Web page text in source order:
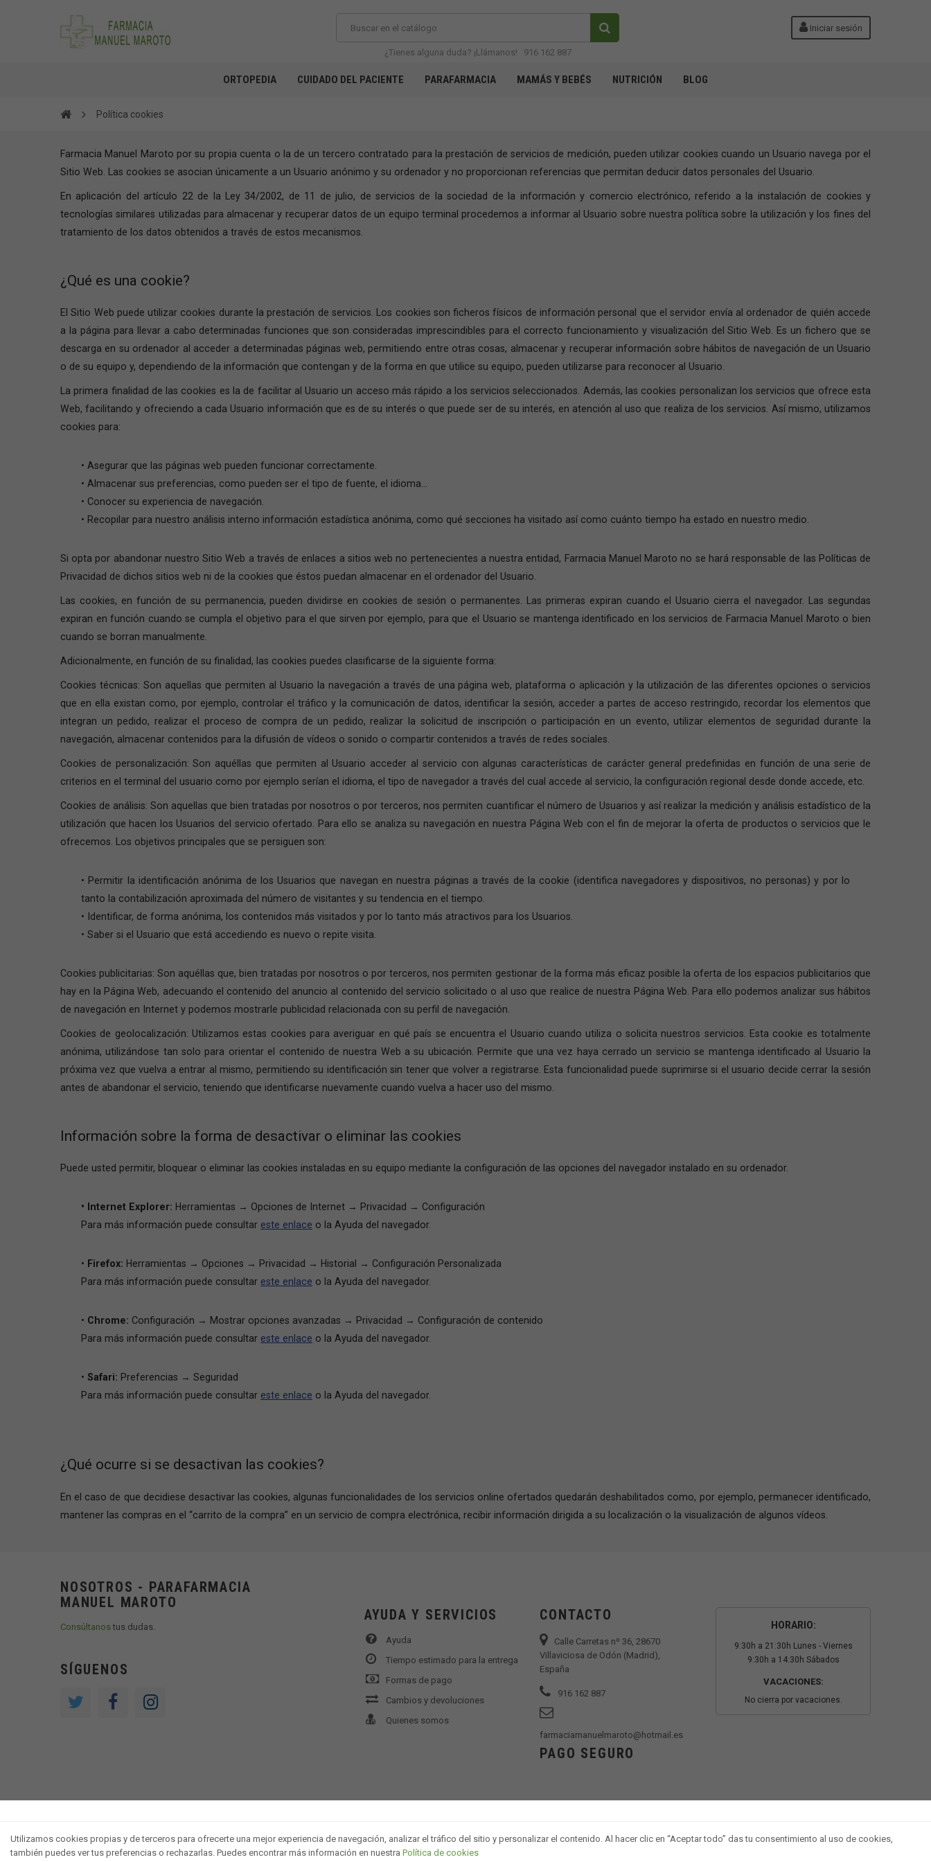
Iniciar sesión
¿Tienes alguna duda? ¡Llámanos! 916 162 887
ORTOPEDIA CUIDADO DEL PACIENTE PARAFARMACIA MAMÁS Y BEBÉS NUTRICIÓN BLOG
Política cookies
Farmacia Manuel Maroto por su propia cuenta o la de un tercero contratado para la prestación de servicios de medición, pueden utilizar cookies cuando un Usuario navega por el
Sitio Web. Las cookies se asocian únicamente a un Usuario anónimo y su ordenador y no proporcionan referencias que permitan deducir datos personales del Usuario.
En aplicación del artículo 22 de la Ley 34/2002, de 11 de julio, de servicios de la sociedad de la información y comercio electrónico, referido a la instalación de cookies y
tecnologías similares utilizadas para almacenar y recuperar datos de un equipo terminal procedemos a informar al Usuario sobre nuestra política sobre la utilización y los fines del
tratamiento de los datos obtenidos a través de estos mecanismos.
¿Qué es una cookie?
El Sitio Web puede utilizar cookies durante la prestación de servicios. Los cookies son ficheros físicos de información personal que el servidor envía al ordenador de quién accede
a la página para llevar a cabo determinadas funciones que son consideradas imprescindibles para el correcto funcionamiento y visualización del Sitio Web. Es un fichero que se
descarga en su ordenador al acceder a determinadas páginas web, permitiendo entre otras cosas, almacenar y recuperar información sobre hábitos de navegación de un Usuario
o de su equipo y, dependiendo de la información que contengan y de la forma en que utilice su equipo, pueden utilizarse para reconocer al Usuario.
La primera finalidad de las cookies es la de facilitar al Usuario un acceso más rápido a los servicios seleccionados. Además, las cookies personalizan los servicios que ofrece esta
Web, facilitando y ofreciendo a cada Usuario información que es de su interés o que puede ser de su interés, en atención al uso que realiza de los servicios. Así mismo, utilizamos
cookies para:
• Asegurar que las páginas web pueden funcionar correctamente.
• Almacenar sus preferencias, como pueden ser el tipo de fuente, el idioma…
• Conocer su experiencia de navegación.
• Recopilar para nuestro análisis interno información estadística anónima, como qué secciones ha visitado así como cuánto tiempo ha estado en nuestro medio.
Si opta por abandonar nuestro Sitio Web a través de enlaces a sitios web no pertenecientes a nuestra entidad, Farmacia Manuel Maroto no se hará responsable de las Políticas de
Privacidad de dichos sitios web ni de la cookies que éstos puedan almacenar en el ordenador del Usuario.
Las cookies, en función de su permanencia, pueden dividirse en cookies de sesión o permanentes. Las primeras expiran cuando el Usuario cierra el navegador. Las segundas
expiran en función cuando se cumpla el objetivo para el que sirven por ejemplo, para que el Usuario se mantenga identificado en los servicios de Farmacia Manuel Maroto o bien
cuando se borran manualmente.
Adicionalmente, en función de su finalidad, las cookies puedes clasificarse de la siguiente forma:
Cookies técnicas: Son aquellas que permiten al Usuario la navegación a través de una página web, plataforma o aplicación y la utilización de las diferentes opciones o servicios
que en ella existan como, por ejemplo, controlar el tráfico y la comunicación de datos, identificar la sesión, acceder a partes de acceso restringido, recordar los elementos que
integran un pedido, realizar el proceso de compra de un pedido, realizar la solicitud de inscripción o participación en un evento, utilizar elementos de seguridad durante la
navegación, almacenar contenidos para la difusión de vídeos o sonido o compartir contenidos a través de redes sociales.
Cookies de personalización: Son aquéllas que permiten al Usuario acceder al servicio con algunas características de carácter general predefinidas en función de una serie de
criterios en el terminal del usuario como por ejemplo serían el idioma, el tipo de navegador a través del cual accede al servicio, la configuración regional desde donde accede, etc.
Cookies de análisis: Son aquellas que bien tratadas por nosotros o por terceros, nos permiten cuantificar el número de Usuarios y así realizar la medición y análisis estadístico de la
utilización que hacen los Usuarios del servicio ofertado. Para ello se analiza su navegación en nuestra Página Web con el fin de mejorar la oferta de productos o servicios que le
ofrecemos. Los objetivos principales que se persiguen son:
• Permitir la identificación anónima de los Usuarios que navegan en nuestra páginas a través de la cookie (identifica navegadores y dispositivos, no personas) y por lo
tanto la contabilización aproximada del número de visitantes y su tendencia en el tiempo.
• Identificar, de forma anónima, los contenidos más visitados y por lo tanto más atractivos para los Usuarios.
• Saber si el Usuario que está accediendo es nuevo o repite visita.
Cookies publicitarias: Son aquéllas que, bien tratadas por nosotros o por terceros, nos permiten gestionar de la forma más eficaz posible la oferta de los espacios publicitarios que
hay en la Página Web, adecuando el contenido del anuncio al contenido del servicio solicitado o al uso que realice de nuestra Página Web. Para ello podemos analizar sus hábitos
de navegación en Internet y podemos mostrarle publicidad relacionada con su perfil de navegación.
Cookies de geolocalización: Utilizamos estas cookies para averiguar en qué país se encuentra el Usuario cuando utiliza o solicita nuestros servicios. Esta cookie es totalmente
anónima, utilizándose tan solo para orientar el contenido de nuestra Web a su ubicación. Permite que una vez haya cerrado un servicio se mantenga identificado al Usuario la
próxima vez que vuelva a entrar al mismo, permitiendo su identificación sin tener que volver a registrarse. Esta funcionalidad puede suprimirse si el usuario decide cerrar la sesión
antes de abandonar el servicio, teniendo que identificarse nuevamente cuando vuelva a hacer uso del mismo.
Información sobre la forma de desactivar o eliminar las cookies
Puede usted permitir, bloquear o eliminar las cookies instaladas en su equipo mediante la configuración de las opciones del navegador instalado en su ordenador.
• Internet Explorer: Herramientas → Opciones de Internet → Privacidad → Configuración
Para más información puede consultar este enlace o la Ayuda del navegador.
• Firefox: Herramientas → Opciones → Privacidad → Historial → Configuración Personalizada
Para más información puede consultar este enlace o la Ayuda del navegador.
• Chrome: Configuración → Mostrar opciones avanzadas → Privacidad → Configuración de contenido
Para más información puede consultar este enlace o la Ayuda del navegador.
• Safari: Preferencias → Seguridad
Para más información puede consultar este enlace o la Ayuda del navegador.
¿Qué ocurre si se desactivan las cookies?
En el caso de que decidiese desactivar las cookies, algunas funcionalidades de los servicios online ofertados quedarán deshabilitados como, por ejemplo, permanecer identificado,
mantener las compras en el “carrito de la compra” en un servicio de compra electrónica, recibir información dirigida a su localización o la visualización de algunos vídeos.
NOSOTROS - PARAFARMACIA
MANUEL MAROTO
Consúltanostus dudas.
SÍGUENOS
AYUDA Y SERVICIOS
Ayuda
Tiempo estimado para la entrega
Formas de pago
Cambios y devoluciones
Quienes somos
CONTACTO
Calle Carretas nº 36, 28670
Villaviciosa de Odón (Madrid),
España
916 162 887
farmaciamanuelmaroto@hotmail.es
HORARIO:
9:30h a 21:30h Lunes - Viernes
9:30h a 14:30h Sábados
VACACIONES:
No cierra por vacaciones.
PAGO SEGURO
Utilizamos cookies propias y de terceros para ofrecerte una mejor experiencia de navegación, analizar el tráfico del sitio y personalizar el contenido. Al hacer clic en “Aceptar todo” das tu consentimiento al uso de cookies,
también puedes ver tus preferencias o rechazarlas. Puedes encontrar más información en nuestra Política de cookies